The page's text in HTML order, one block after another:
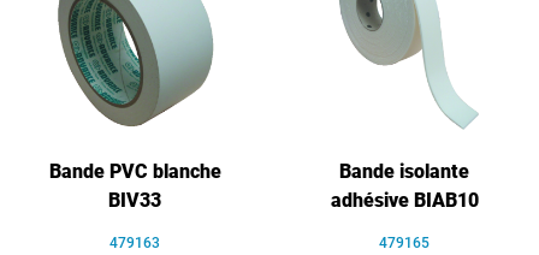
Bande PVC blanche
BIV33
479163
Bande isolante
adhésive BIAB10
479165